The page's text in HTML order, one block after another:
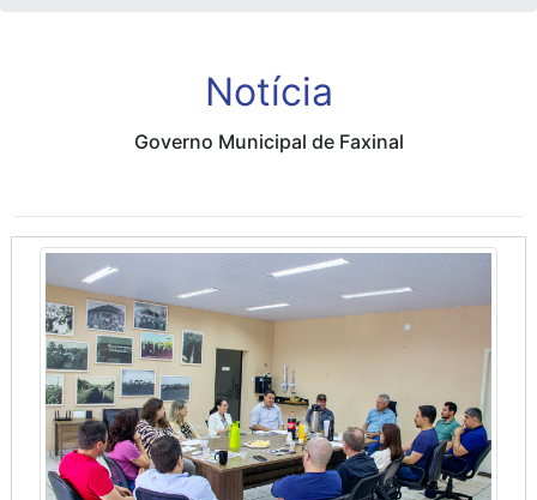
Notícia
Governo Municipal de Faxinal